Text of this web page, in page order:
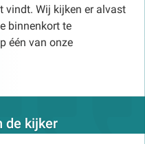
vindt. Wij kijken er alvast
binnenkort te
één van onze
de kijker